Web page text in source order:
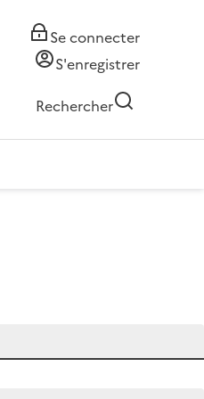
Se connecter
S'enregistrer
Rechercher